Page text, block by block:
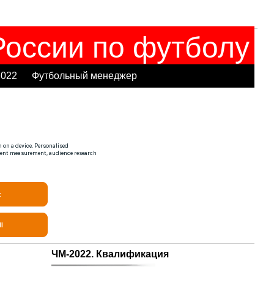
по футболу
Футбольный менеджер
ЧМ-2022. Квалификация